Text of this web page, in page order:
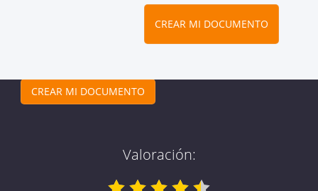
CREAR MI DOCUMENTO
CREAR MI DOCUMENTO
Valoración: